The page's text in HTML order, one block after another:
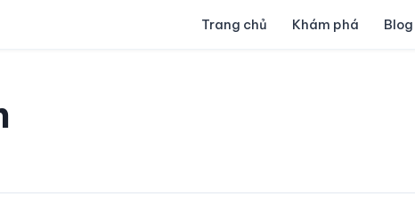
Trang chủ Khám phá Blog